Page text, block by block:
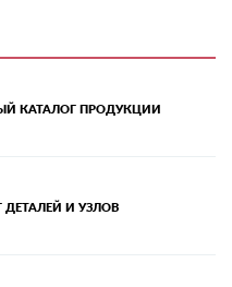
КАТАЛОГ ПРОДУКЦИИ
ДЕТАЛЕЙ И УЗЛОВ